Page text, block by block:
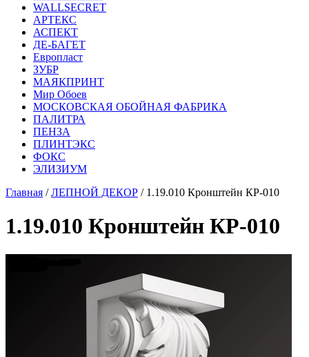
WALLSECRET
АРТЕКС
АСПЕКТ
ДЕ-БАГЕТ
Европласт
ЗУБР
МАЯКПРИНТ
Мир Обоев
МОСКОВСКАЯ ОБОЙНАЯ ФАБРИКА
ПАЛИТРА
ПЕНЗА
ПЛИНТЭКС
ФОКС
ЭЛИЗИУМ
Главная /ЛЕПНОЙ ДЕКОР / 1.19.010 Кронштейн КР-010
1.19.010 Кронштейн КР-010